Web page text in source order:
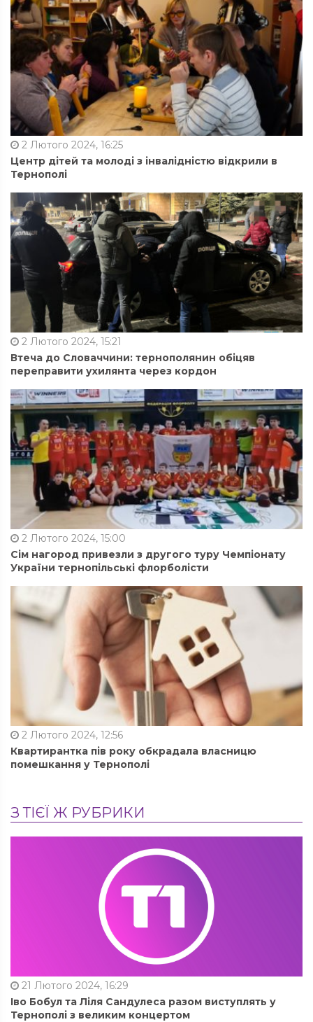
2 Лютого 2024, 16:25
Центр дітей та молоді з інвалідністю відкрили в
Тернополі
2 Лютого 2024, 15:21
Втеча до Словаччини: тернополянин обіцяв
переправити ухилянта через кордон
2 Лютого 2024, 15:00
Сім нагород привезли з другого туру Чемпіонату
України тернопільські флорболісти
2 Лютого 2024, 12:56
Квартирантка пів року обкрадала власницю
помешкання у Тернополі
З ТІЄЇ Ж РУБРИКИ
21 Лютого 2024, 16:29
Іво Бобул та Ліля Сандулеса разом виступлять у
Тернополі з великим концертом